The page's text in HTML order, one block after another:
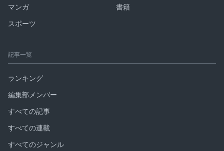
マンガ
書籍
スポーツ
記事一覧
ランキング
編集部メンバー
すべての記事
すべての連載
すべてのジャンル